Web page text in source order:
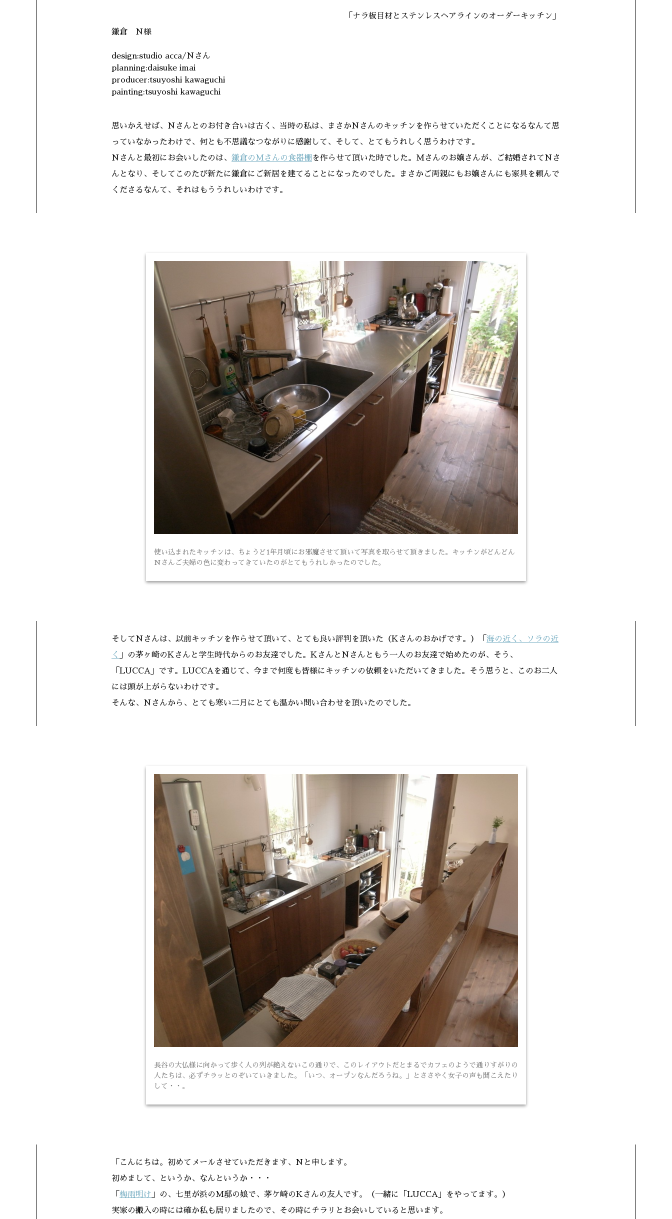
「ナラ板目材とステンレスヘアラインのオーダーキッチン」
鎌倉 N様
design:studio acca/Nさん
planning:daisuke imai
producer:tsuyoshi kawaguchi
painting:tsuyoshi kawaguchi
思いかえせば、Nさんとのお付き合いは古く、当時の私は、まさかNさんのキッチンを作らせていただくことになるなんて思
っていなかったわけで、何とも不思議なつながりに感謝して、そして、とてもうれしく思うわけです。
Nさんと最初にお会いしたのは、 鎌倉のMさんの食器棚 を作らせて頂いた時でした。Mさんのお嬢さんが、ご結婚されてNさ
んとなり、そしてこのたび新たに鎌倉にご新居を建てることになったのでした。まさかご両親にもお嬢さんにも家具を頼んで
くださるなんて、それはもううれしいわけです。
使い込まれたキッチンは、ちょうど1年月頃にお邪魔させて頂いて写真を取らせて頂きました。キッチンがどんどん
Nさんご夫婦の色に変わってきていたのがとてもうれしかったのでした。
そしてNさんは、以前キッチンを作らせて頂いて、とても良い評判を頂いた（Kさんのおかげです。）「 海の近く、ソラの近
く
」の茅ヶ崎のKさんと学生時代からのお友達でした。KさんとNさんともう一人のお友達で始めたのが、そう、
「LUCCA」です。LUCCAを通じて、今まで何度も皆様にキッチンの依頼をいただいてきました。そう思うと、このお二人
には頭が上がらないわけです。
そんな、Nさんから、とても寒い二月にとても温かい問い合わせを頂いたのでした。
長谷の大仏様に向かって歩く人の列が絶えないこの通りで、このレイアウトだとまるでカフェのようで通りすがりの
人たちは、必ずチラッとのぞいていきました。「いつ、オープンなんだろうね。」とささやく女子の声も聞こえたり
して・・。
「こんにちは。初めてメールさせていただきます、Nと申します。
初めまして、というか、なんというか・・・
「 梅雨明け 」の、七里が浜のM邸の娘で、茅ケ崎のKさんの友人です。（一緒に「LUCCA」をやってます。）
実家の搬入の時には確か私も居りましたので、その時にチラリとお会いしていると思います。